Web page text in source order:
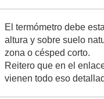
El termómetro debe
altura y sobre suelo
zona o césped corto.
Reitero que en el
vienen todo eso